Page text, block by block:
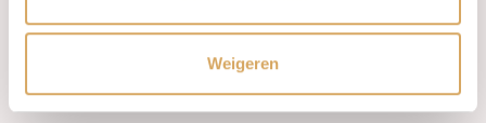
Weigeren
PRE-OWNED